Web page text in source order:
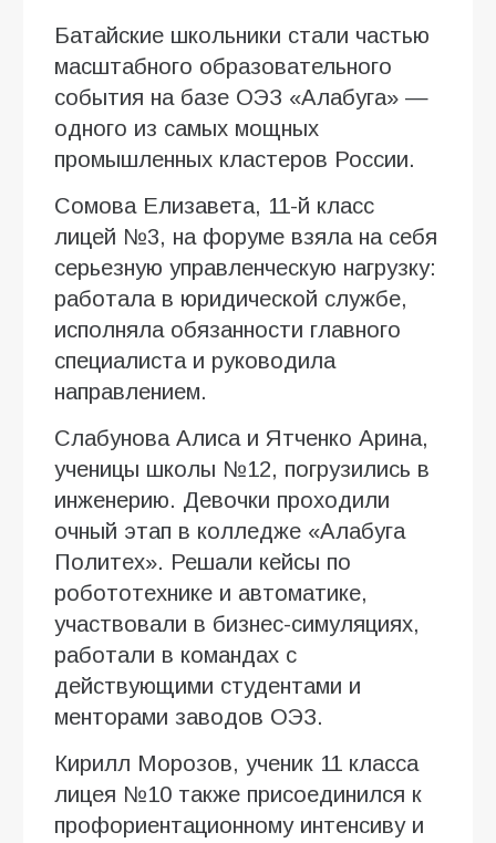
Батайские школьники стали частью
масштабного образовательного
события на базе ОЭЗ «Алабуга» —
одного из самых мощных
промышленных кластеров России.
Сомова Елизавета, 11-й класс
лицей №3, на форуме взяла на себя
серьезную управленческую нагрузку:
работала в юридической службе,
исполняла обязанности главного
специалиста и руководила
направлением.
Слабунова Алиса и Ятченко Арина,
ученицы школы №12, погрузились в
инженерию. Девочки проходили
очный этап в колледже «Алабуга
Политех». Решали кейсы по
робототехнике и автоматике,
участвовали в бизнес-симуляциях,
работали в командах с
действующими студентами и
менторами заводов ОЭЗ.
Кирилл Морозов, ученик 11 класса
лицея №10 также присоединился к
профориентационному интенсиву и